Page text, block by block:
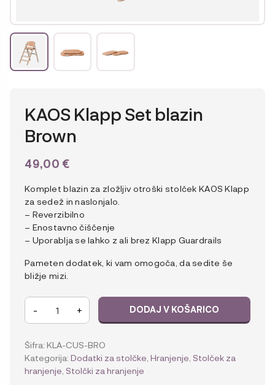
KAOS Klapp Set blazin
Brown
49,00 €
Komplet blazin za zložljiv otroški stolček KAOS Klapp
za sedež in naslonjalo.
– Reverzibilno
– Enostavno čiščenje
– Uporablja se lahko z ali brez Klapp Guardrails
Pameten dodatek, ki vam omogoča, da sedite še
bližje mizi.
KAOS
Klapp
blazin
Brown
količina
- + DODAJ V KOŠARICO
Šifra: KLA-CUS-BRO
Kategorija: Dodatki za stolčke Hranjenje Stolček za
hranjenje Stolčki za hranjenje